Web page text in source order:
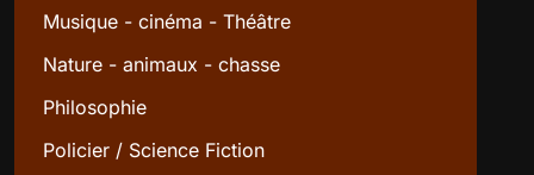
Musique - cinéma - Théâtre
Nature - animaux - chasse
Philosophie
Policier / Science Fiction